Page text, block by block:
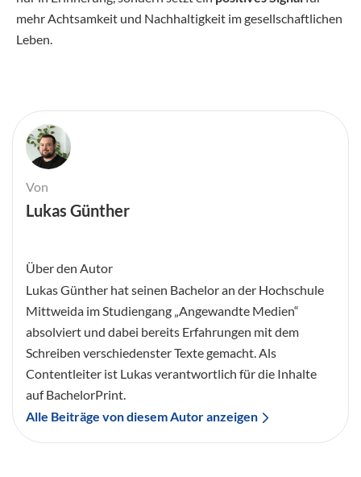
mehr Achtsamkeit und Nachhaltigkeit im gesellschaftlichen
Leben.
Von
Lukas Günther
Über den Autor
Lukas Günther hat seinen Bachelor an der Hochschule
Mittweida im Studiengang „Angewandte Medien“
absolviert und dabei bereits Erfahrungen mit dem
Schreiben verschiedenster Texte gemacht. Als
Contentleiter ist Lukas verantwortlich für die Inhalte
auf BachelorPrint.
Alle Beiträge von diesem Autor anzeigen